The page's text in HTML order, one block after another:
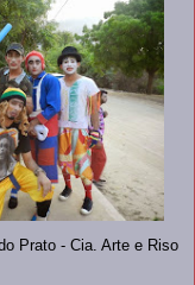
Prato - Cia. Arte e Riso